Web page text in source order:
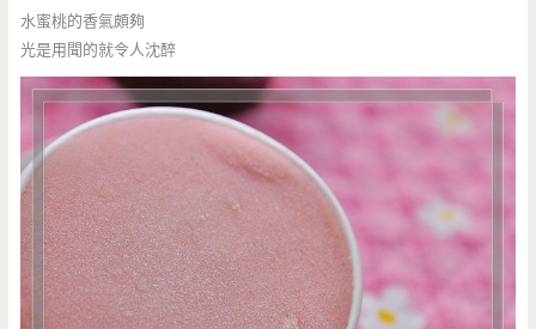
水蜜桃的香氣頗夠
光是用聞的就令人沈醉